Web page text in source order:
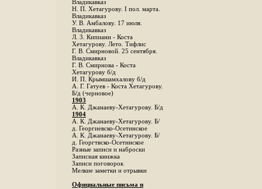
Владикавказ
Н. П. Хетагурову. I пол. марта.
Владикавказ
У. В. Амбалову. 17 июля.
Владикавказ
Л. 3. Кипиани - Коста
Хетагурову. Лето. Тифлис
Г. В. Смирновой. 25 сентября.
Владикавказ
Г. В. Смирнова - Коста
Хетагурову б/д
И. П. Крымшамхалову б/д
А. Г. Гатуев - Коста Хетагурову.
Б/д (черновое)
1903
А. К. Джанаеву-Хетагурову. Б/д
1904
А. К. Джанаеву-Хетагурову. Б/
д. Георгиевско-Осетинское
А. К. Джанаеву-Хетагурову. Б/
д. Георгтвско-Осетинское
Разные записи и наброски
Записная книжка
Записи поговорок
Мелкие заметки и отрывки
Официальные письма и